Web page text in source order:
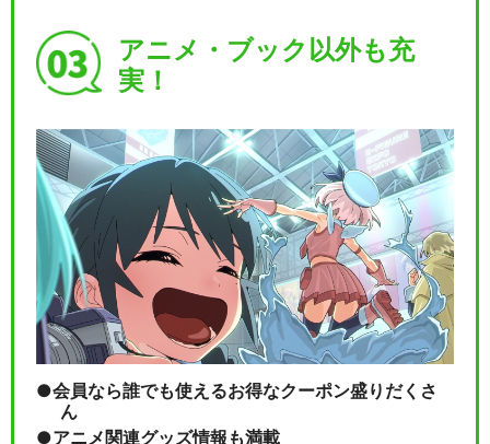
アニメ・ブック以外も充
実！
会員なら誰でも使えるお得なクーポン盛りだくさ
ん
アニメ関連グッズ情報も満載